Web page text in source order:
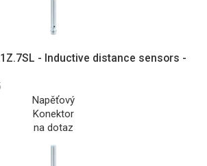
- Inductive distance sensors -
Napěťový
Konektor
na dotaz